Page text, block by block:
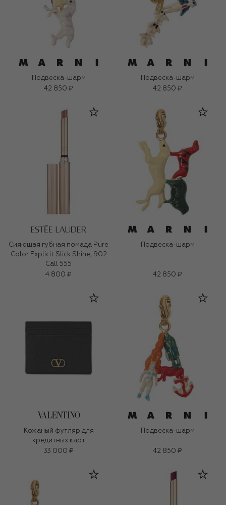
Подвеска-шарм
42 850 ₽
Подвеска-шарм
42 850 ₽
Сияющая губная помада Pure
Color Explicit Slick Shine, 902
Call 555
4 800 ₽
Подвеска-шарм
42 850 ₽
Кожаный футляр для
кредитных карт
33 000 ₽
Подвеска-шарм
42 850 ₽